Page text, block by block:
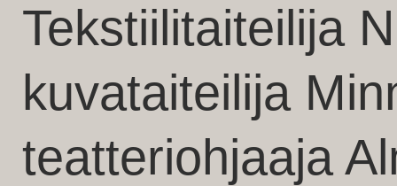
Tekstiilitaiteilija
kuvataiteilija
teatteriohjaaja